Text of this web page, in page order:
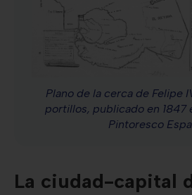
Plano de la cerca de Felipe
portillos, publicado en 1847
Pintoresco
La ciudad-capital